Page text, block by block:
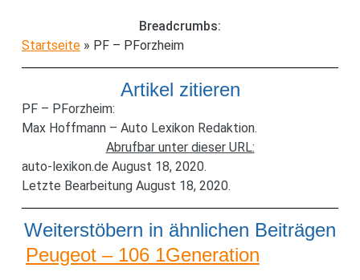
Breadcrumbs:
Startseite» PF – PForzheim
Artikel zitieren
PF – PForzheim:
Max Hoffmann – Auto Lexikon Redaktion.
Abrufbar unter dieser URL:
auto-lexikon.de August 18, 2020.
Letzte Bearbeitung August 18, 2020.
Weiterstöbern in ähnlichen Beiträgen
Peugeot – 106 1Generation